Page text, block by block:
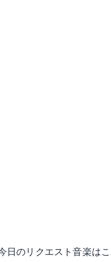
日のリクエスト音楽は